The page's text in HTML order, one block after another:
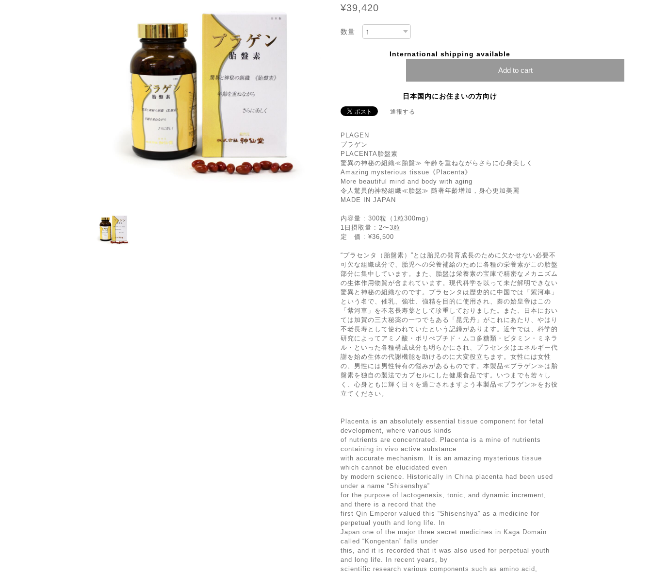
¥39,420
数量
International shipping available
Add to cart
日本国内にお住まいの方向け
通報する
PLAGEN
プラゲン
PLACENTA胎盤素
驚異の神秘の組織≪胎盤≫ 年齢を重ねながらさらに心身美しく
Amazing mysterious tissue《Placenta》
More beautiful mind and body with aging
令人驚異的神秘組織≪胎盤≫ 隨著年齡增加，身心更加美麗
MADE IN JAPAN
内容量 : 300粒（1粒300mg）
1日摂取量 : 2〜3粒
定 価 : ¥36,500
“プラセンタ（胎盤素）”とは胎児の発育成長のために欠かせない必要不
可欠な組織成分で、胎児への栄養補給のために各種の栄養素がこの胎盤
部分に集中しています。また、胎盤は栄養素の宝庫で精密なメカニズム
の生体作用物質が含まれています。現代科学を以って未だ解明できない
驚異と神秘の組織なのです。プラセンタは歴史的に中国では「紫河車」
という名で、催乳、強壮、強精を目的に使用され、秦の始皇帝はこの
「紫河車」を不老長寿薬として珍重しておりました。また、日本におい
ては加賀の三大秘薬の一つでもある「昆元丹」がこれにあたり、やはり
不老長寿として使われていたという記録があります。近年では、科学的
研究によってアミノ酸・ポリぺプチド・ムコ多糖類・ビタミン・ミネラ
ル・といった各種構成成分も明らかにされ、プラセンタはエネルギー代
謝を始め生体の代謝機能を助けるのに大変役立ちます。女性には女性
の、男性には男性特有の悩みがあるものです。本製品≪プラゲン≫は胎
盤素を独自の製法でカプセルにした健康食品です。いつまでも若々し
く、心身ともに輝く日々を過ごされますよう本製品≪プラゲン≫をお役
立てください。
Placenta is an absolutely essential tissue component for fetal
development, where various kinds
of nutrients are concentrated. Placenta is a mine of nutrients
containing in vivo active substance
with accurate mechanism. It is an amazing mysterious tissue
which cannot be elucidated even
by modern science. Historically in China placenta had been used
under a name “Shisenshya”
for the purpose of lactogenesis, tonic, and dynamic increment,
and there is a record that the
first Qin Emperor valued this “Shisenshya” as a medicine for
perpetual youth and long life. In
Japan one of the major three secret medicines in Kaga Domain
called “Kongentan” falls under
this, and it is recorded that it was also used for perpetual youth
and long life. In recent years, by
scientific research various components such as amino acid,